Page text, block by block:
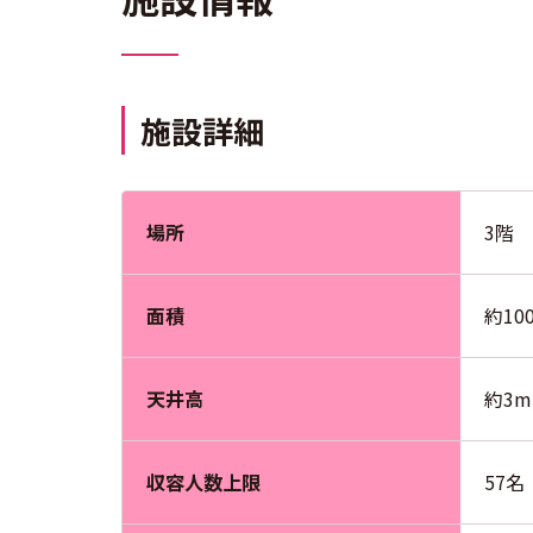
施設詳細
場所 3階
面積 約
天井高 約3m
収容人数上限 57名